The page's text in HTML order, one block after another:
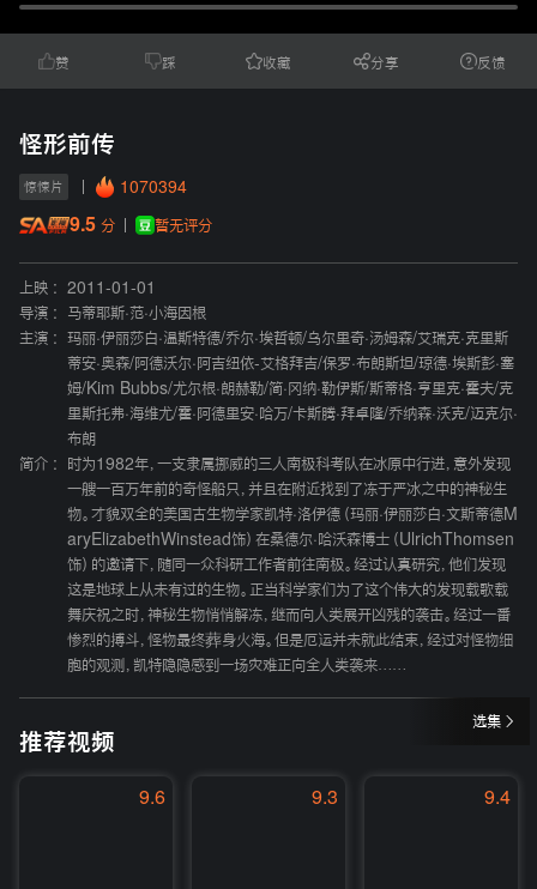
赞 踩 收藏 分享 反馈
怪形前传
惊悚片 1070394
9.5 分 暂无评分
上映 :
2011-01-01
导演 :
马蒂耶斯·范·小海因根
主演 :
玛丽·伊丽莎白·温斯特德/乔尔·埃哲顿/乌尔里奇·汤姆森/艾瑞克·克里斯
蒂安·奥森/阿德沃尔·阿吉纽依-艾格拜吉/保罗·布朗斯坦/琼德·埃斯彭·塞
姆/Kim Bubbs/尤尔根·朗赫勒/简·冈纳·勒伊斯/斯蒂格·亨里克·霍夫/克
里斯托弗·海维尤/霍·阿德里安·哈万/卡斯腾·拜卓隆/乔纳森·沃克/迈克尔·
布朗
简介 :
时为1982年，一支隶属挪威的三人南极科考队在冰原中行进，意外发现
一艘一百万年前的奇怪船只，并且在附近找到了冻于严冰之中的神秘生
物。才貌双全的美国古生物学家凯特·洛伊德（玛丽·伊丽莎白·文斯蒂德M
aryElizabethWinstead饰）在桑德尔·哈沃森博士（UlrichThomsen
饰）的邀请下，随同一众科研工作者前往南极。经过认真研究，他们发现
这是地球上从未有过的生物。正当科学家们为了这个伟大的发现载歌载
舞庆祝之时，神秘生物悄悄解冻，继而向人类展开凶残的袭击。经过一番
惨烈的搏斗，怪物最终葬身火海。但是厄运并未就此结束，经过对怪物细
胞的观测，凯特隐隐感到一场灾难正向全人类袭来……
选集
推荐视频
9.6 9.3 9.4